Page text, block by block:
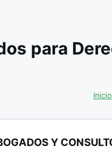
para
Inicio
Y